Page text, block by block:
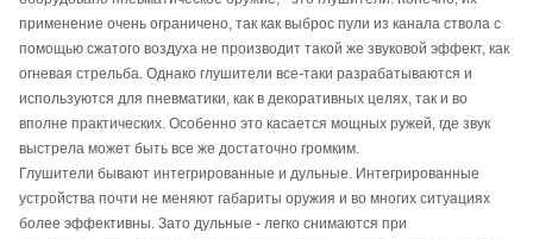
применение очень ограничено, так как выброс пули из канала ствола с
помощью сжатого воздуха не производит такой же звуковой эффект, как
огневая стрельба. Однако глушители все-таки разрабатываются и
используются для пневматики, как в декоративных целях, так и во
вполне практических. Особенно это касается мощных ружей, где звук
выстрела может быть все же достаточно громким.
Глушители бывают интегрированные и дульные. Интегрированные
устройства почти не меняют габариты оружия и во многих ситуациях
более эффективны. Зато дульные - легко снимаются при